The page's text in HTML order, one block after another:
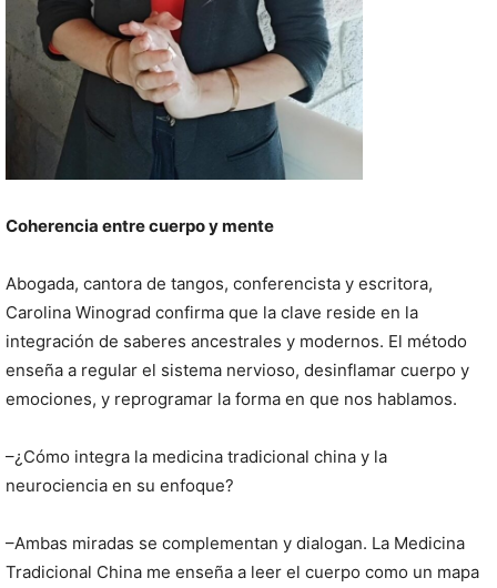
Coherencia entre cuerpo y mente
Abogada, cantora de tangos, conferencista y escritora,
Carolina Winograd confirma que la clave reside en la
integración de saberes ancestrales y modernos. El método
enseña a regular el sistema nervioso, desinflamar cuerpo y
emociones, y reprogramar la forma en que nos hablamos.
–¿Cómo integra la medicina tradicional china y la
neurociencia en su enfoque?
–Ambas miradas se complementan y dialogan. La Medicina
Tradicional China me enseña a leer el cuerpo como un mapa